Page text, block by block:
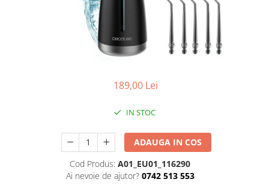
189,00 Lei
IN STOC
ADAUGA IN COS
Cod Produs: A01_EU01_116290
Ai nevoie de ajutor? 0742 513 553